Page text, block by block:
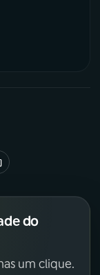
do
um clique.